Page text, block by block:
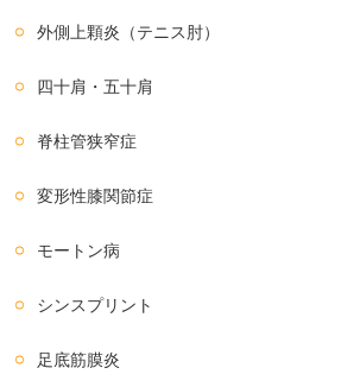
外側上顆炎（テニス肘）
四十肩・五十肩
脊柱管狭窄症
変形性膝関節症
モートン病
シンスプリント
足底筋膜炎